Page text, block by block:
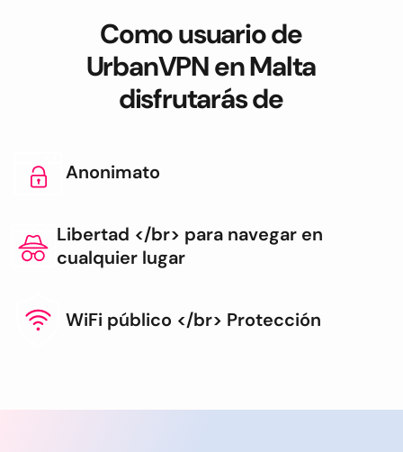
Como usuario de
UrbanVPN en Malta
disfrutarás de
Anonimato
Libertad </br> para navegar en
cualquier lugar
WiFi público </br> Protección